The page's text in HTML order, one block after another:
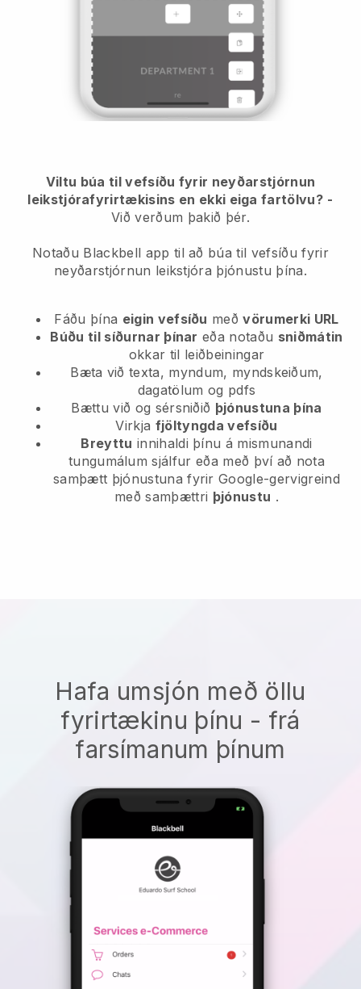
Viltu búa til vefsíðu fyrir neyðarstjórnun
leikstjórafyrirtækisins en ekki eiga fartölvu? -
Við verðum þakið þér.
Notaðu Blackbell app til að búa til vefsíðu fyrir
neyðarstjórnun leikstjóra þjónustu þína.
Fáðu þína eigin vefsíðu meðvörumerki URL
Búðu til síðurnar þínar eða notaðu sniðmátin
okkar til leiðbeiningar
Bæta við texta, myndum, myndskeiðum,
dagatölum og pdfs
Bættu við og sérsniðið þjónustuna þína
Virkja fjöltyngda vefsíðu
Breyttu innihaldi þínu á mismunandi
tungumálum sjálfur eða með því að nota
samþætt þjónustuna fyrir Google-gervigreind
með samþættri þjónustu .
Hafa umsjón með öllu
fyrirtækinu þínu - frá
farsímanum þínum